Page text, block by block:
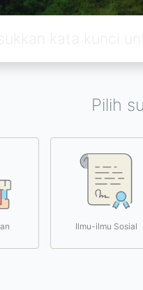
Pilih
Ilmu-ilmu Sosial